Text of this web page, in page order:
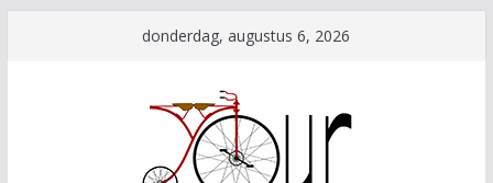
donderdag, augustus 6, 2026